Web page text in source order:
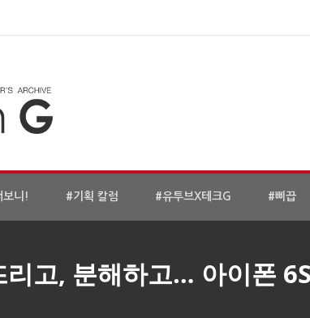
보니! #기획 칼럼 #유투브X테크G #삐끕
고, 분해하고… 아이폰